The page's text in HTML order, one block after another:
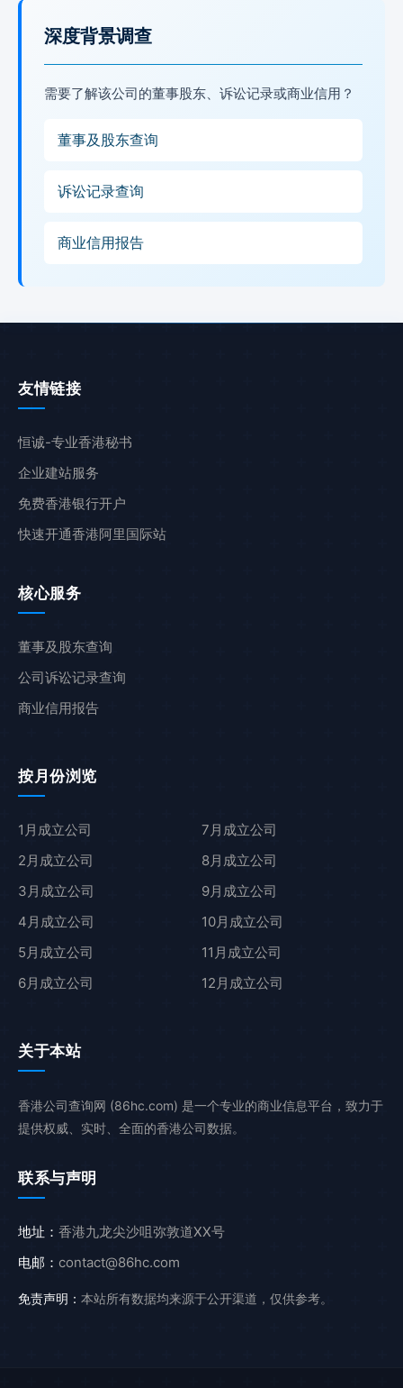
深度背景调查
需要了解该公司的董事股东、诉讼记录或商业信用？
董事及股东查询
诉讼记录查询
商业信用报告
友情链接
恒诚-专业香港秘书
企业建站服务
免费香港银行开户
快速开通香港阿里国际站
核心服务
董事及股东查询
公司诉讼记录查询
商业信用报告
按月份浏览
1月成立公司
2月成立公司
3月成立公司
4月成立公司
5月成立公司
6月成立公司
7月成立公司
8月成立公司
9月成立公司
10月成立公司
11月成立公司
12月成立公司
关于本站
香港公司查询网 (86hc.com) 是一个专业的商业信息平台，致力于
提供权威、实时、全面的香港公司数据。
联系与声明
地址： 香港九龙尖沙咀弥敦道XX号
电邮： contact@86hc.com
免责声明： 本站所有数据均来源于公开渠道，仅供参考。